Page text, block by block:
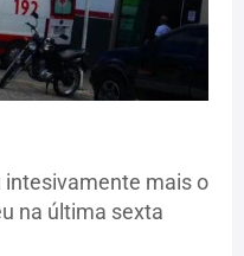
mais o
na última sexta